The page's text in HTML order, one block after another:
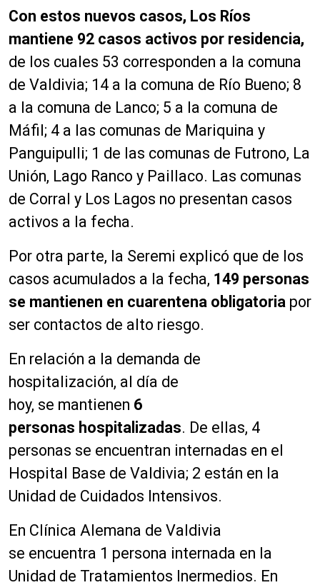
Con estos nuevos casos, Los Ríos
mantiene 92 casos activos por residencia,
de los cuales 53 corresponden a la comuna
de Valdivia; 14 a la comuna de Río Bueno; 8
a la comuna de Lanco; 5 a la comuna de
Máfil; 4 a las comunas de Mariquina y
Panguipulli; 1 de las comunas de Futrono, La
Unión, Lago Ranco y Paillaco. Las comunas
de Corral y Los Lagos no presentan casos
activos a la fecha.
Por otra parte, la Seremi explicó que de los
casos acumulados a la fecha, 149 personas
se mantienen en cuarentena obligatoria por
ser contactos de alto riesgo.
En relación a la demanda de
hospitalización, al día de
hoy, se mantienen 6
personas hospitalizadas. De ellas, 4
personas se encuentran internadas en el
Hospital Base de Valdivia; 2 están en la
Unidad de Cuidados Intensivos.
En Clínica Alemana de Valdivia
se encuentra 1 persona internada en la
Unidad de Tratamientos Inermedios. En